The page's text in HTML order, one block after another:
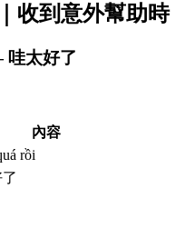
收到意外幫助時
太好了
內容
rồi